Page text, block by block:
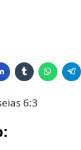
6:3